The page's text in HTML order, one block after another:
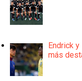
Endrick
más